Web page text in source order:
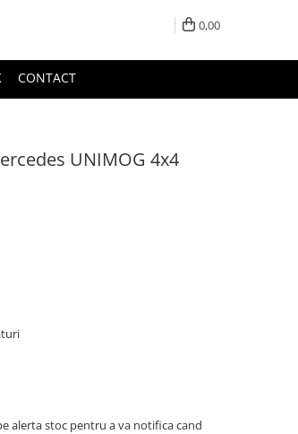
0,00
CONTACT
UNIMOG 4x4
alerta stoc pentru a va notifica cand